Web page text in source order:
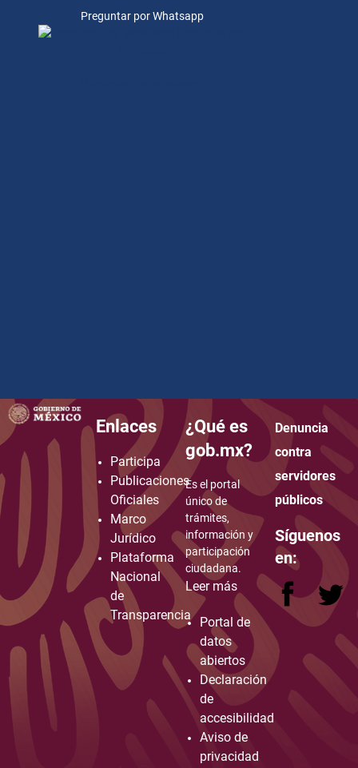
Preguntar por Whatsapp
how to embed google map in website
Enlaces
Participa
Publicaciones
Oficiales
Marco
Jurídico
Plataforma
Nacional
de
Transparencia
¿Qué es
gob.mx?
Es el portal
único de
trámites,
información y
participación
ciudadana.
Leer más
Portal de
datos
abiertos
Declaración
de
accesibilidad
Aviso de
privacidad
Denuncia
contra
servidores
públicos
Síguenos
en: